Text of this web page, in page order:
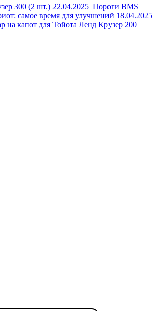
300 (2 шт.) 22.04.2025 Пороги BMS
самое время для улучшений 18.04.2025
на капот для Тойота Ленд Крузер 200